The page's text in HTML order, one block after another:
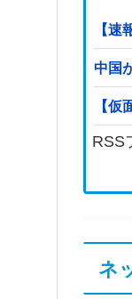
【
中国
【
RSS
ネ